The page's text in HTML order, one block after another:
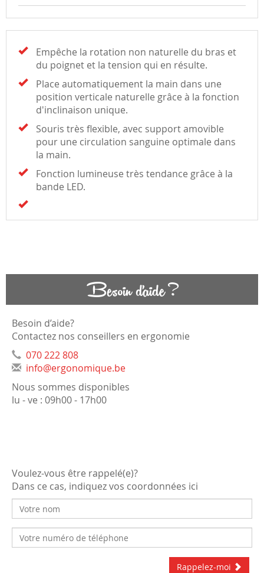
Empêche la rotation non naturelle du bras et
du poignet et la tension qui en résulte.
Place automatiquement la main dans une
position verticale naturelle grâce à la fonction
d'inclinaison unique.
Souris très flexible, avec support amovible
pour une circulation sanguine optimale dans
la main.
Fonction lumineuse très tendance grâce à la
bande LED.
Besoin d'aide ?
Besoin d’aide?
Contactez nos conseillers en ergonomie
070 222 808
info@ergonomique.be
Nous sommes disponibles
lu - ve : 09h00 - 17h00
Voulez-vous être rappelé(e)?
Dans ce cas, indiquez vos coordonnées ici
Rappelez-moi